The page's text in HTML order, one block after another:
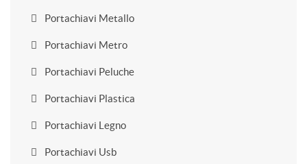
Portachiavi Metallo
Portachiavi Metro
Portachiavi Peluche
Portachiavi Plastica
Portachiavi Legno
Portachiavi Usb